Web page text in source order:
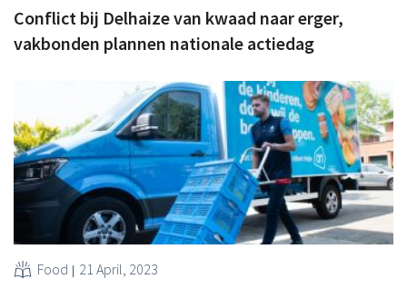
Conflict bij Delhaize van kwaad naar erger,
vakbonden plannen nationale actiedag
Food 21 April, 2023